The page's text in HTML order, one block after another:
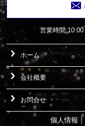
営業時間:10:00
ホーム
会社概要
お問合せ
個人情報 ｜